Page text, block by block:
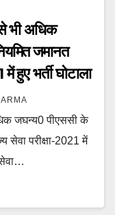
से भी अधिक
जमानत
में हुए भर्ती घोटाला
जघन्य0 पीएससी के
सेवा परीक्षा-2021 में
सेवा…